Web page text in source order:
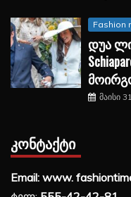
Fashion
დუა
მაისი
ᲙᲝᲜᲢᲐᲥᲢᲘ
Email: www.